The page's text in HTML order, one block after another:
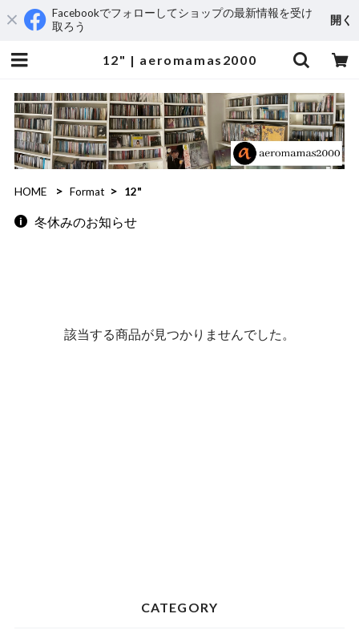
Facebookでフォローしてショップの最新情報を受け
取ろう
開く
12" | aeromamas2000
HOME Format 12"
冬休みのお知らせ
該当する商品が見つかりませんでした。
CATEGORY